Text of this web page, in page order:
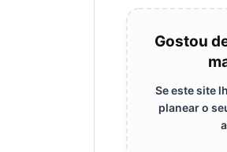
Gostou
Se este site
planear o